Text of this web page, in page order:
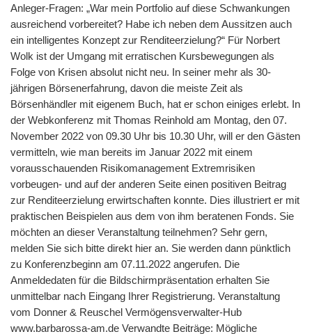
Anleger-Fragen: „War mein Portfolio auf diese Schwankungen
ausreichend vorbereitet? Habe ich neben dem Aussitzen auch
ein intelligentes Konzept zur Renditeerzielung?“ Für Norbert
Wolk ist der Umgang mit erratischen Kursbewegungen als
Folge von Krisen absolut nicht neu. In seiner mehr als 30-
jährigen Börsenerfahrung, davon die meiste Zeit als
Börsenhändler mit eigenem Buch, hat er schon einiges erlebt. In
der Webkonferenz mit Thomas Reinhold am Montag, den 07.
November 2022 von 09.30 Uhr bis 10.30 Uhr, will er den Gästen
vermitteln, wie man bereits im Januar 2022 mit einem
vorausschauenden Risikomanagement Extremrisiken
vorbeugen- und auf der anderen Seite einen positiven Beitrag
zur Renditeerzielung erwirtschaften konnte. Dies illustriert er mit
praktischen Beispielen aus dem von ihm beratenen Fonds. Sie
möchten an dieser Veranstaltung teilnehmen? Sehr gern,
melden Sie sich bitte direkt hier an. Sie werden dann pünktlich
zu Konferenzbeginn am 07.11.2022 angerufen. Die
Anmeldedaten für die Bildschirmpräsentation erhalten Sie
unmittelbar nach Eingang Ihrer Registrierung. Veranstaltung
vom Donner & Reuschel Vermögensverwalter-Hub
www.barbarossa-am.de Verwandte Beiträge: Mögliche